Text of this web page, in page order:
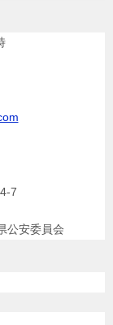
7
公安委員会